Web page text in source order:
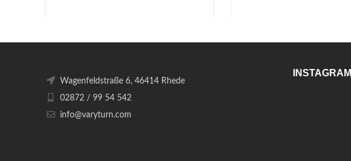
Wagenfeldstraße 6, 46414 Rhede
02872 / 99 54 542
info@varyturn.com
INSTAGRAM